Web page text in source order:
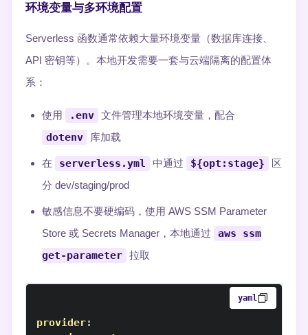
环境变量与多环境配置
Serverless 函数通常依赖大量环境变量（数据库连接、
API 密钥等）。本地开发需要一套与云端隔离的配置体
系：
使用 .env 文件管理本地环境变量，配合
dotenv 库加载
在 serverless.yml 中通过 ${opt:stage}
区
分 dev/staging/prod
敏感信息不要硬编码，使用 AWS SSM Parameter
Store 或 Secrets Manager，本地通过
aws ssm
get-parameter 拉取
yaml
provider: